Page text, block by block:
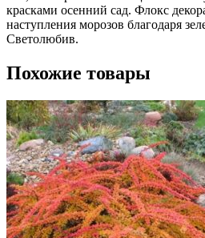
красками осенний сад. Флокс
наступления морозов благодаря
Светолюбив.
Похожие товары